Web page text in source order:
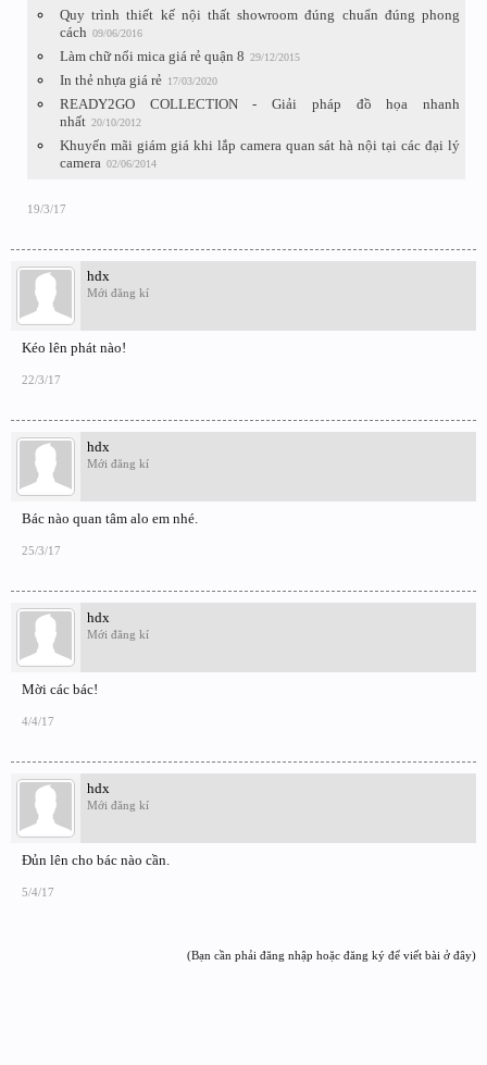
Quy trình thiết kế nội thất showroom đúng chuẩn đúng phong
cách 09/06/2016
Làm chữ nổi mica giá rẻ quận 8 29/12/2015
In thẻ nhựa giá rẻ 17/03/2020
READY2GO COLLECTION - Giải pháp đồ họa nhanh
nhất 20/10/2012
Khuyến mãi giám giá khi lắp camera quan sát hà nội tại các đại lý
camera 02/06/2014
19/3/17
hdx
Mới đăng kí
Kéo lên phát nào!
22/3/17
hdx
Mới đăng kí
Bác nào quan tâm alo em nhé.
25/3/17
hdx
Mới đăng kí
Mời các bác!
4/4/17
hdx
Mới đăng kí
Đủn lên cho bác nào cần.
5/4/17
(Bạn cần phải đăng nhập hoặc đăng ký để viết bài ở đây)